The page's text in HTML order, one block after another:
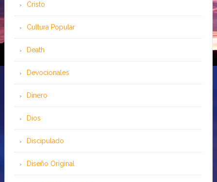
Cristo
Cultura Popular
Death
Devocionales
Dinero
Dios
Discipulado
Diseño Original